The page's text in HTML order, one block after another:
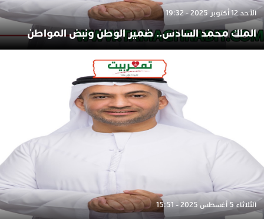
الأحد 12 أكتوبر 2025 - 19:32
الملك محمد السادس.. ضمير الوطن ونبض المواطن
الثلاثاء 5 أغسطس 2025 - 15:51